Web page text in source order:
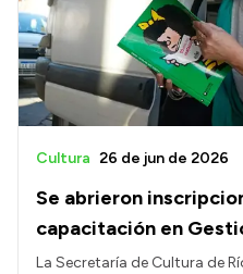
Se abrieron
capacitación en
Cultura 26 de jun de 2026
La Secretaría de Cultura de